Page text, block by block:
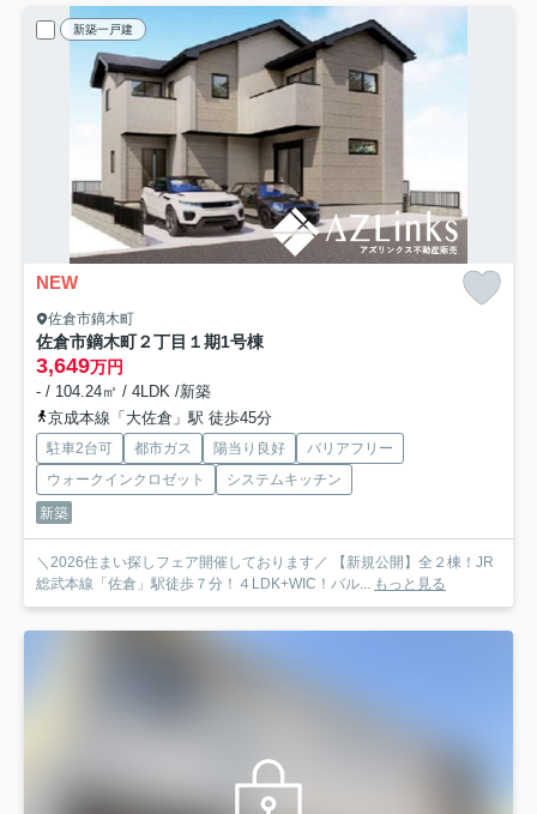
新築一戸建
NEW
佐倉市鏑木町
佐倉市鏑木町２丁目１期1号棟
3,649万円
- / 104.24㎡ / 4LDK /新築
京成本線「大佐倉」駅 徒歩45分
駐車2台可 都市ガス 陽当り良好
バリアフリー
ウォークインクロゼット
システムキッチン
新築
＼2026住まい探しフェア開催しております／ 【新規公開】全２棟！JR
総武本線「佐倉」駅徒歩７分！４LDK+WIC！バル... もっと見る